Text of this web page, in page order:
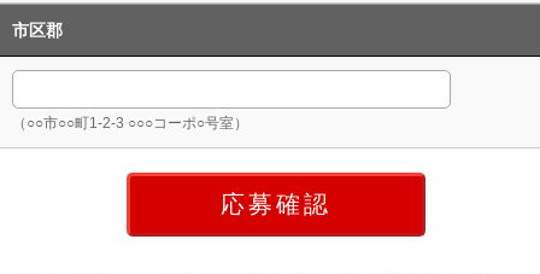
市区郡
（○○市○○町1-2-3 ○○○コーポ○号室）